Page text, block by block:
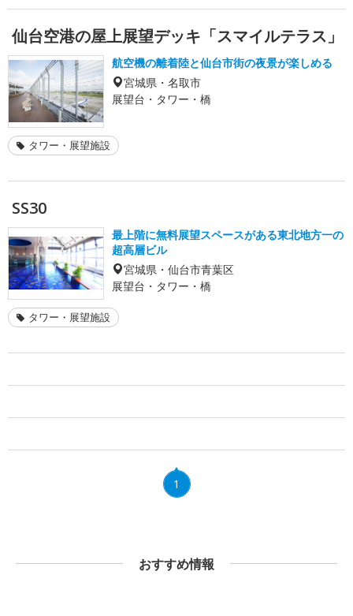
仙台空港の屋上展望デッキ「スマイルテラス」
航空機の離着陸と仙台市街の夜景が楽しめる
宮城県・名取市
展望台・タワー・橋
タワー・展望施設
SS30
最上階に無料展望スペースがある東北地方一の
超高層ビル
宮城県・仙台市青葉区
展望台・タワー・橋
タワー・展望施設
1
おすすめ情報